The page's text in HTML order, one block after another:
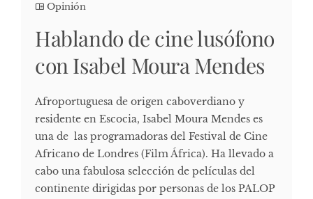
Opinión
Hablando de cine lusófono
con Isabel Moura Mendes
Afroportuguesa de origen caboverdiano y
residente en Escocia, Isabel Moura Mendes es
una de las programadoras del Festival de Cine
Africano de Londres (Film África). Ha llevado a
cabo una fabulosa selección de películas del
continente dirigidas por personas de los PALOP